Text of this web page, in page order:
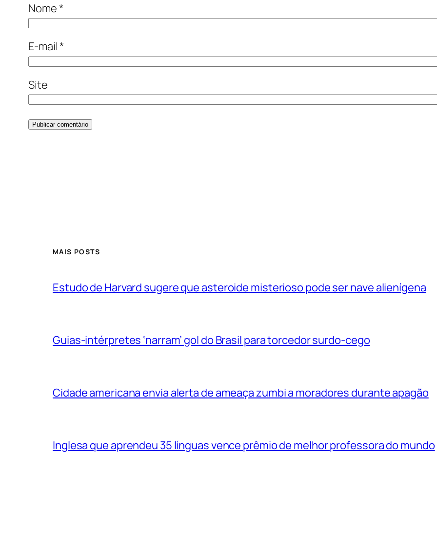
Nome*
E-mail*
Site
MAIS POSTS
Estudo de Harvard sugere que asteroide misterioso pode ser nave alienígena
Guias-intérpretes ‘narram’ gol do Brasil para torcedor surdo-cego
Cidade americana envia alerta de ameaça zumbi a moradores durante apagão
Inglesa que aprendeu 35 línguas vence prêmio de melhor professora do mundo